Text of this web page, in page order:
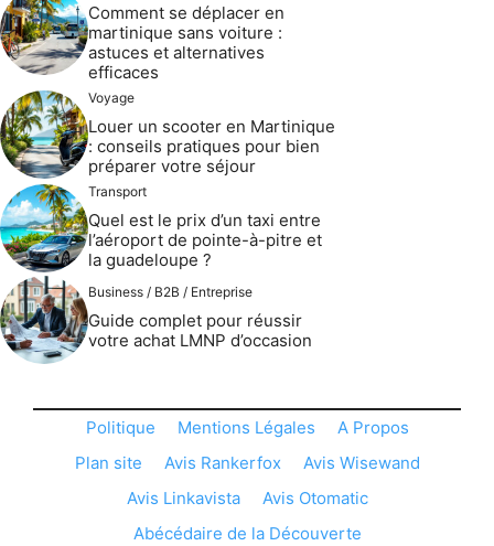
Comment se déplacer en
martinique sans voiture :
astuces et alternatives
efficaces
Voyage
Louer un scooter en Martinique
: conseils pratiques pour bien
préparer votre séjour
Transport
Quel est le prix d’un taxi entre
l’aéroport de pointe-à-pitre et
la guadeloupe ?
Business / B2B / Entreprise
Guide complet pour réussir
votre achat LMNP d’occasion
Politique Mentions Légales
A Propos
Plan site
Avis Rankerfox
Avis Wisewand
Avis Linkavista
Avis Otomatic
Abécédaire de la Découverte